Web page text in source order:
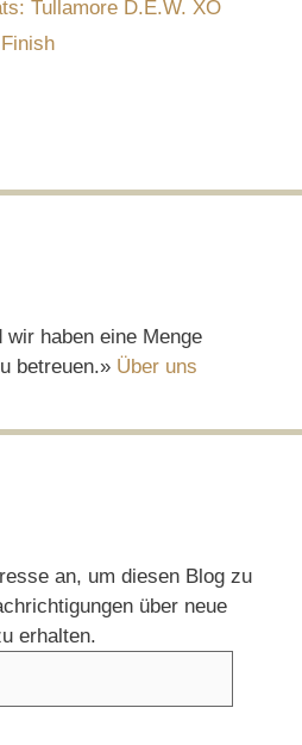
Tullamore D.E.W. XO
haben eine Menge
betreuen.» Über uns
an, um diesen Blog zu
über neue
erhalten.